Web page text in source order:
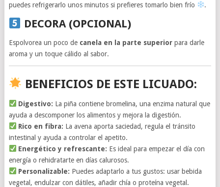
puedes refrigerarlo unos minutos si prefieres tomarlo bien frío
.
DECORA (OPCIONAL)
Espolvorea un poco de canela en la parte superiorpara darle
aroma y un toque cálido al sabor.
BENEFICIOS DE ESTE LICUADO:
Digestivo: La piña contiene bromelina, una enzima natural que
ayuda a descomponer los alimentos y mejora la digestión.
Rico en fibra: La avena aporta saciedad, regula el tránsito
intestinal y ayuda a controlar el apetito.
Energético y refrescante: Es ideal para empezar el día con
energía o rehidratarte en días calurosos.
Personalizable: Puedes adaptarlo a tus gustos: usar bebida
vegetal, endulzar con dátiles, añadir chía o proteína vegetal.